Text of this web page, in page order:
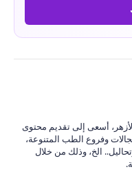
أسعى إلى تقديم محتوى
وفروع الطب المتنوعة،
الخ، وذلك من خلال